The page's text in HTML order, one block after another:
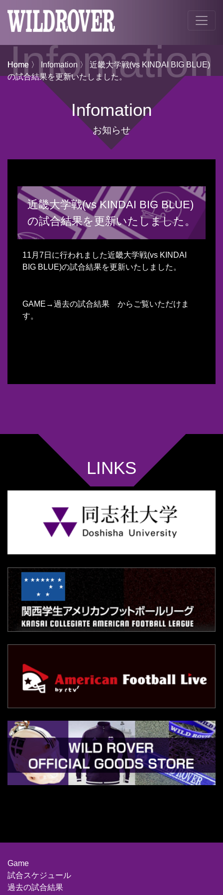
Home
Home 〉 Infomation 〉 近畿大学戦(vs KINDAI BIG BLUE)
の試合結果を更新いたしました。
Infomation
Infomation
お知らせ
近畿大学戦(vs KINDAI BIG BLUE)
の試合結果を更新いたしました。
11月7日に行われました近畿大学戦(vs KINDAI
BIG BLUE)の試合結果を更新いたしました。
GAME→過去の試合結果 からご覧いただけま
す。
LINKS
Game
試合スケジュール
過去の試合結果